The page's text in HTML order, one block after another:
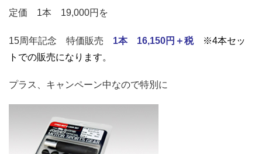
定価 1本 19,000円を
15周年記念 特価販売 1本 16,150円＋税
※4本セッ
トでの販売になります。
プラス、キャンペーン中なので特別に